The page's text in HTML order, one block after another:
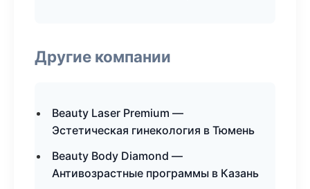
Другие компании
Beauty Laser Premium —
Эстетическая гинекология в Тюмень
Beauty Body Diamond —
Антивозрастные программы в Казань